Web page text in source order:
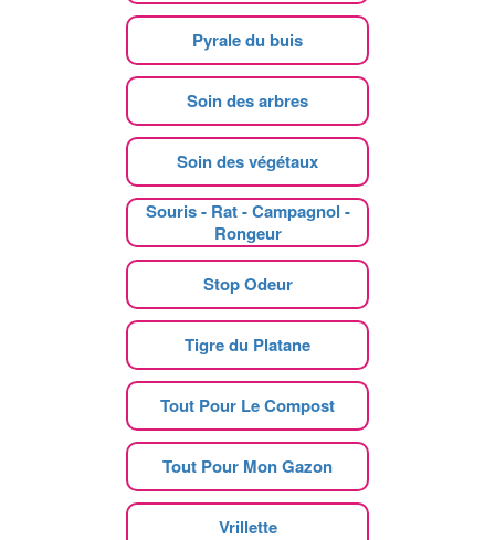
Pyrale du buis
Soin des arbres
Soin des végétaux
Souris - Rat - Campagnol -
Rongeur
Stop Odeur
Tigre du Platane
Tout Pour Le Compost
Tout Pour Mon Gazon
Vrillette